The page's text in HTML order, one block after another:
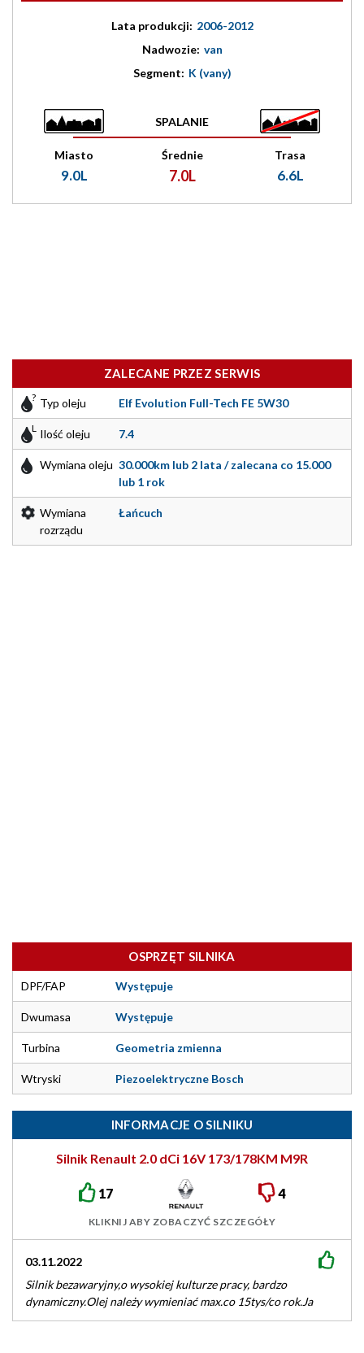
Lata produkcji: 2006-2012
Nadwozie: van
Segment: K (vany)
SPALANIE
Miasto
9.0L
Średnie
7.0L
Trasa
6.6L
ZALECANE PRZEZ SERWIS
Typ oleju Elf Evolution Full-Tech FE 5W30
Ilość oleju 7.4
Wymiana oleju 30.000km lub 2 lata / zalecana co 15.000
lub 1 rok
Wymiana
rozrządu
Łańcuch
OSPRZĘT SILNIKA
DPF/FAP Występuje
Dwumasa Występuje
Turbina Geometria zmienna
Wtryski Piezoelektryczne Bosch
INFORMACJE O SILNIKU
Silnik Renault 2.0 dCi 16V 173/178KM M9R
17 4
KLIKNIJ ABY ZOBACZYĆ SZCZEGÓŁY
03.11.2022
Silnik bezawaryjny,o wysokiej kulturze pracy, bardzo
dynamiczny.Olej należy wymieniać max.co 15tys/co rok.Ja
wymieniam co 10tys.Bardzo trwałe wtryskiwacze,turbo oraz